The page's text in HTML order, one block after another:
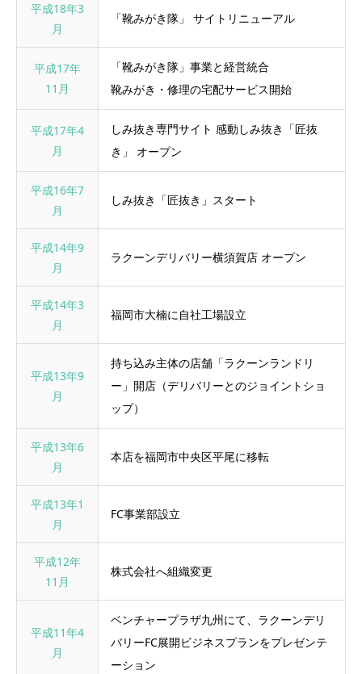
平成18年3
月
「靴みがき隊」 サイトリニューアル
平成17年
11月
「靴みがき隊」事業と経営統合
靴みがき・修理の宅配サービス開始
平成17年4
月
しみ抜き専門サイト 感動しみ抜き「匠抜
き」 オープン
平成16年7
月
しみ抜き「匠抜き」スタート
平成14年9
月
ラクーンデリバリー横須賀店 オープン
平成14年3
月
福岡市大楠に自社工場設立
平成13年9
月
持ち込み主体の店舗「ラクーンランドリ
ー」開店（デリバリーとのジョイントショ
ップ）
平成13年6
月
本店を福岡市中央区平尾に移転
平成13年1
月
FC事業部設立
平成12年
11月
株式会社へ組織変更
平成11年4
月
ベンチャープラザ九州にて、ラクーンデリ
バリーFC展開ビジネスプランをプレゼンテ
ーション